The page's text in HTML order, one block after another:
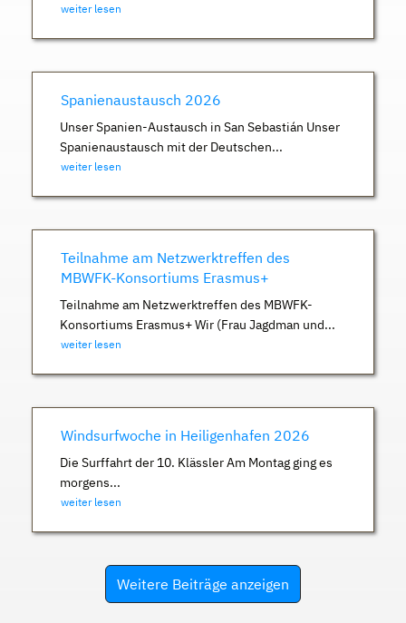
weiter lesen
Spanienaustausch 2026
Unser Spanien-Austausch in San Sebastián Unser
Spanienaustausch mit der Deutschen...
weiter lesen
Teilnahme am Netzwerktreffen des
MBWFK-Konsortiums Erasmus+
Teilnahme am Netzwerktreffen des MBWFK-
Konsortiums Erasmus+ Wir (Frau Jagdman und...
weiter lesen
Windsurfwoche in Heiligenhafen 2026
Die Surffahrt der 10. Klässler Am Montag ging es
morgens...
weiter lesen
Weitere Beiträge anzeigen